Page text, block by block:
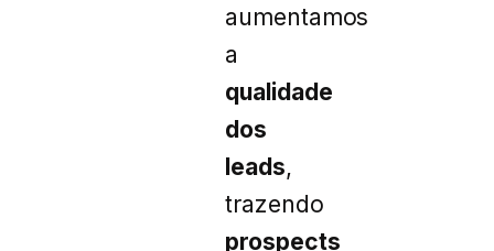
aumentamos
a
qualidade
dos
leads,
trazendo
prospects